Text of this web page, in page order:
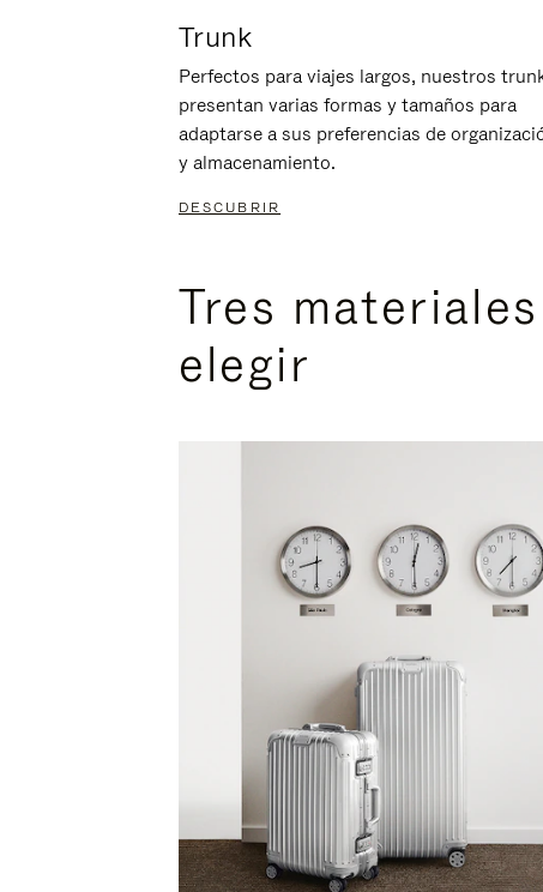
Trunk
Perfectos para viajes largos, nuestros
presentan varias formas y tamaños para
adaptarse a sus preferencias de
y almacenamiento.
DESCUBRIR
Tres
elegir